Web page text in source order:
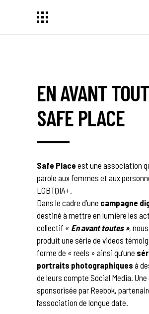
EN AVANT
SAFE PLACE
Safe Place est une association
parole aux femmes et aux
LGBTQIA+.
Dans le cadre d’une campagne
destiné à mettre en lumière les
collectif « En avant toutes »,
produit une série de videos
forme de « reels » ainsi qu’une
portraits photographiques à
de leurs compte Social Media.
sponsorisée par Reebok,
l’association de longue date.